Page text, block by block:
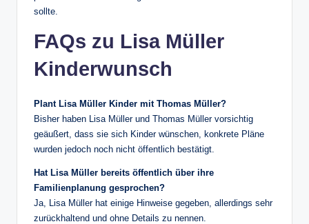
sollte.
FAQs zu Lisa Müller
Kinderwunsch
Plant Lisa Müller Kinder mit Thomas Müller?
Bisher haben Lisa Müller und Thomas Müller vorsichtig
geäußert, dass sie sich Kinder wünschen, konkrete Pläne
wurden jedoch noch nicht öffentlich bestätigt.
Hat Lisa Müller bereits öffentlich über ihre
Familienplanung gesprochen?
Ja, Lisa Müller hat einige Hinweise gegeben, allerdings sehr
zurückhaltend und ohne Details zu nennen.